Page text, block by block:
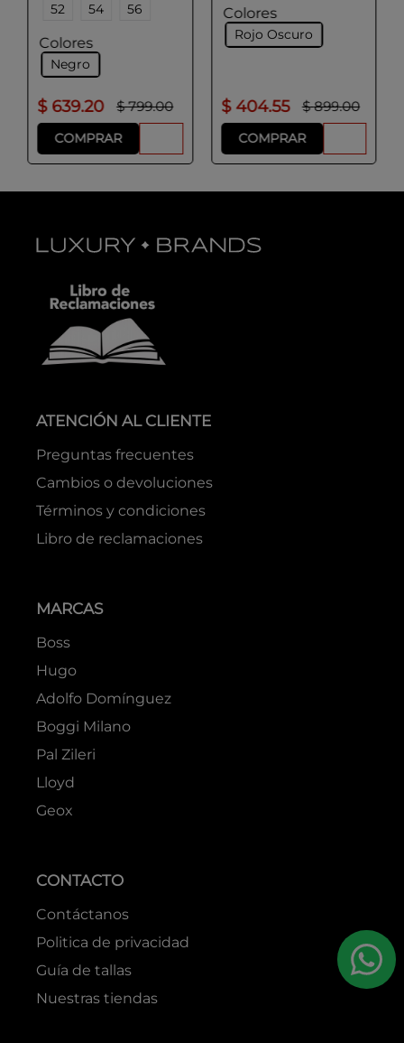
52
54 56
Colores
Negro
$ 639.20 $ 799.00
COMPRAR
Colores
Rojo Oscuro
$ 404.55 $ 899.00
COMPRAR
ATENCIÓN AL CLIENTE
Preguntas frecuentes
Cambios o devoluciones
Términos y condiciones
Libro de reclamaciones
MARCAS
Boss
Hugo
Adolfo Domínguez
Boggi Milano
Pal Zileri
Lloyd
Geox
CONTACTO
Contáctanos
Politica de privacidad
Guía de tallas
Nuestras tiendas